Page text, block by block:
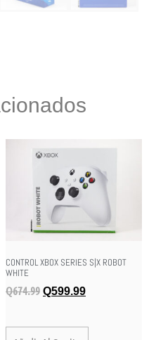
CONTROL XBOX SERIES S|X ROBOT
WHITE
Q674.99 Q599.99